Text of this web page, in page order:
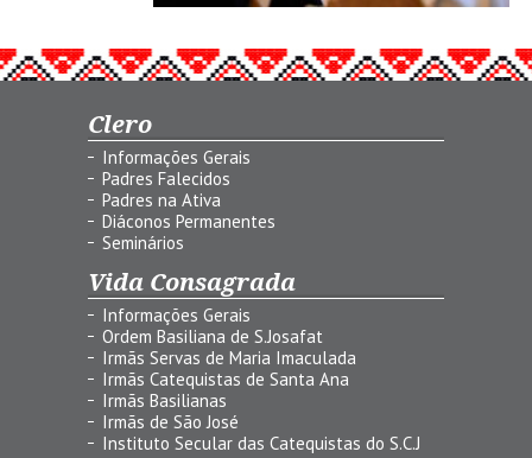
Clero
Informações Gerais
Padres Falecidos
Padres na Ativa
Diáconos Permanentes
Seminários
Vida Consagrada
Informações Gerais
Ordem Basiliana de S.Josafat
Irmãs Servas de Maria Imaculada
Irmãs Catequistas de Santa Ana
Irmãs Basilianas
Irmãs de São José
Instituto Secular das Catequistas do S.C.J